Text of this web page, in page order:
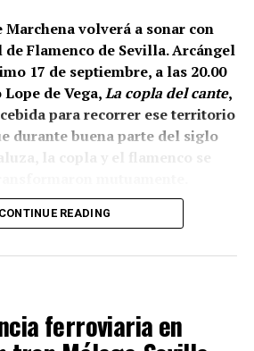
Marchena volverá a sonar con
Flamenco de Sevilla. Arcángel
17 de septiembre, a las 20.00
de Vega,La copla del cante,
para recorrer ese territorio
durante buena parte del siglo
la copla y el flamenco se
ha definido el espectáculo
pero existe un dato
para Marchena: el
expresamente en
Pepe Pinto, Canalejas y La
decir, Pepe Marchena no
CONTINUE READING
ferroviaria en